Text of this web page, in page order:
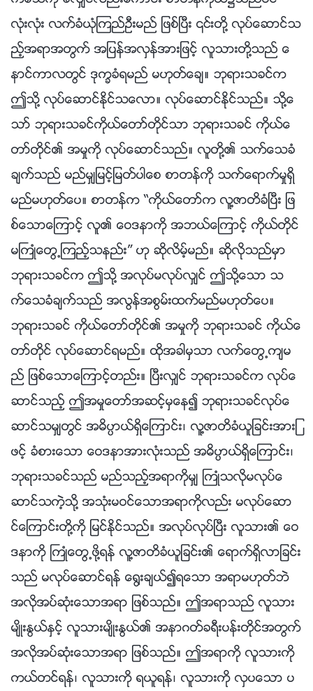
လုံးလုံး လက္ခံယုံၾကည္ဦးမည္ ျဖစ္ၿပီး ၎တို႔ လုပ္ေဆာင္သ
ည့္အရာအတြက္ အျပန္အလွန္အားျဖင့္ လူသားတို႔သည္ ေ
နာင္ကာလတြင္ ဒုကၡခံရမည္ မဟုတ္ေခ်။ ဘုရားသခင္က
ဤသို႔ လုပ္ေဆာင္ႏိုင္သေလာ။ လုပ္ေဆာင္ႏိုင္သည္။ သို႔ေ
သာ္ ဘုရားသခင္ကိုယ္ေတာ္တိုင္သာ ဘုရားသခင္ ကိုယ္ေ
တာ္တိုင္၏ အမႈကို လုပ္ေဆာင္သည္။ လူတို႔၏ သက္ေသခံ
ခ်က္သည္ မည္မွ်ျမင့္ျမတ္ပါေစ စာတန္ကို သက္ေရာက္မႈရွိ
မည္မဟုတ္ေပ။ စာတန္က “ကိုယ္ေတာ္က လူ႔ဇာတိခံၿပီး ျဖ
စ္ေသာေၾကာင့္ လူ၏ ေဝဒနာကို အဘယ္ေၾကာင့္ ကိုယ္တိုင္
မႀကဳံေတြ႕ၾကည့္သနည္း” ဟု ဆိုလိမ့္မည္။ ဆိုလိုသည္မွာ
ဘုရားသခင္က ဤသို႔ အလုပ္မလုပ္လွ်င္ ဤသို႔ေသာ သ
က္ေသခံခ်က္သည္ အလြန္အစြမ္းထက္မည္မဟုတ္ေပ။
ဘုရားသခင္ ကိုယ္ေတာ္တိုင္၏ အမႈကို ဘုရားသခင္ ကိုယ္ေ
တာ္တိုင္ လုပ္ေဆာင္ရမည္။ ထိုအခါမွသာ လက္ေတြ႕က်မ
ည္ ျဖစ္ေသာေၾကာင့္တည္း။ ၿပီးလွ်င္ ဘုရားသခင္က လုပ္ေ
ဆာင္သည့္ ဤအမႈေတာ္အဆင့္မွေန၍ ဘုရားသခင္လုပ္ေ
ဆာင္သမွ်တြင္ အဓိပၸာယ္ရွိေၾကာင္း၊ လူ႔ဇာတိခံယူျခင္းအားျ
ဖင့္ ခံစားေသာ ေဝဒနာအားလုံးသည္ အဓိပၸာယ္ရွိေၾကာင္း၊
ဘုရားသခင္သည္ မည္သည့္အရာကိုမွ် ႀကဳံသလိုမလုပ္ေ
ဆာင္သကဲ့သို႔ အသုံးမဝင္ေသာအရာကိုလည္း မလုပ္ေဆာ
င္ေၾကာင္းတို႔ကို ျမင္ႏိုင္သည္။ အလုပ္လုပ္ၿပီး လူသား၏ ေဝ
ဒနာကို ႀကဳံေတြ႕ဖို႔ရန္ လူ႔ဇာတိခံယူျခင္း၏ ေရာက္ရွိလာျခင္း
သည္ မလုပ္ေဆာင္ရန္ ေ႐ြးခ်ယ္၍ရေသာ အရာမဟုတ္ဘဲ
အလိုအပ္ဆုံးေသာအရာ ျဖစ္သည္။ ဤအရာသည္ လူသား
မ်ိဳးႏြယ္ႏွင့္ လူသားမ်ိဳးႏြယ္၏ အနာဂတ္ခရီးပန္းတိုင္အတြက္
အလိုအပ္ဆုံးေသာအရာ ျဖစ္သည္။ ဤအရာကို လူသားကို
ကယ္တင္ရန္၊ လူသားကို ရယူရန္၊ လူသားကို လွပေသာ ပ